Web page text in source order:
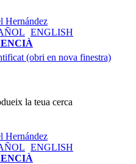
ENGLISH
(obri en nova finestra)
la teua cerca
ENGLISH